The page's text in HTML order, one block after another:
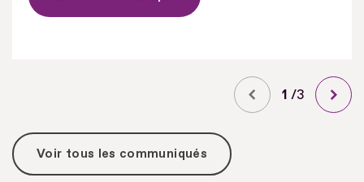
Diapo
1 /sur
3
Voir tous les communiqués